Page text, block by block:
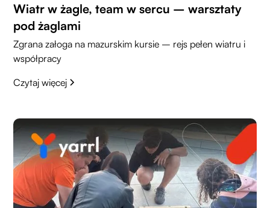
Wiatr w żagle, team w sercu – warsztaty
pod żaglami
Zgrana załoga na mazurskim kursie – rejs pełen wiatru i
współpracy
Czytaj więcej